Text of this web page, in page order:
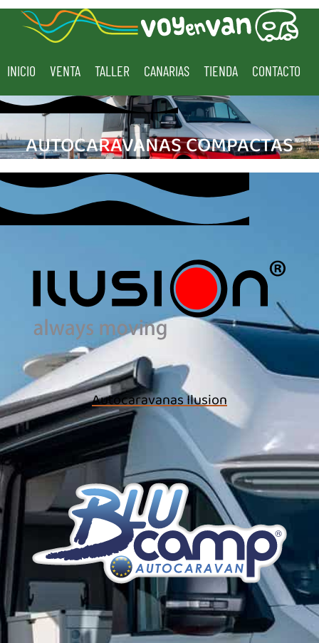
INICIO VENTA TALLER CANARIAS TIENDA CONTACTO
AUTOCARAVANAS COMPACTAS
Autocaravanas Ilusion